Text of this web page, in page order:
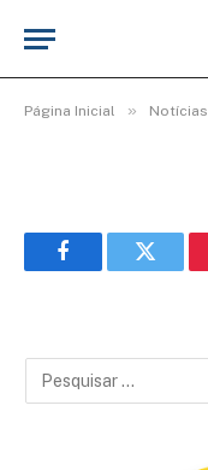
Página Inicial » Notícias
(1)
FacebookTwitter